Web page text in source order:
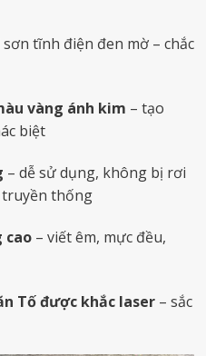
tĩnh điện đen mờ – chắc
vàng ánh kim – tạo
biệt
– dễ sử dụng, không bị rơi
thống
cao– viết êm, mực đều,
Tố được khắc laser– sắc